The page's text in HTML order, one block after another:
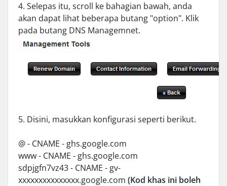
4. Selepas itu, scroll ke bahagian bawah, anda
akan dapat lihat beberapa butang "option". Klik
pada butang DNS Managemnet.
5. Disini, masukkan konfigurasi seperti berikut.
@ - CNAME - ghs.google.com
www - CNAME - ghs.google.com
sdpjgfn7vz43 - CNAME - gv-
xxxxxxxxxxxxxxx.google.com (Kod khas ini boleh